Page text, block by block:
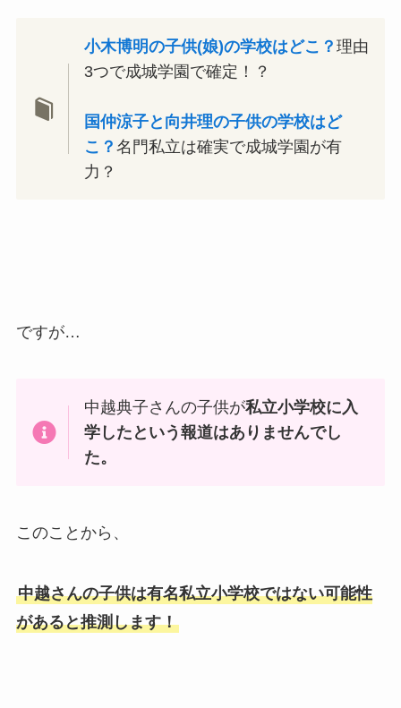
小木博明の子供(娘)の学校はどこ？理由
3つで成城学園で確定！？
国仲涼子と向井理の子供の学校はど
こ？名門私立は確実で成城学園が有
力？
ですが…
中越典子さんの子供が私立小学校に入
学したという報道はありませんでし
た。
このことから、
中越さんの子供は有名私立小学校ではない可能性
があると推測します！